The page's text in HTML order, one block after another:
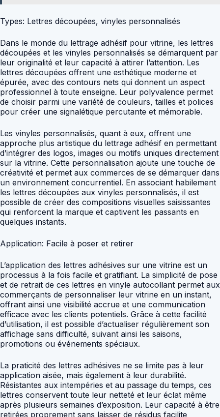
Types: Lettres découpées, vinyles personnalisés
Dans le monde du lettrage adhésif pour vitrine, les lettres
découpées et les vinyles personnalisés se démarquent par
leur originalité et leur capacité à attirer l’attention. Les
lettres découpées offrent une esthétique moderne et
épurée, avec des contours nets qui donnent un aspect
professionnel à toute enseigne. Leur polyvalence permet
de choisir parmi une variété de couleurs, tailles et polices
pour créer une signalétique percutante et mémorable.
Les vinyles personnalisés, quant à eux, offrent une
approche plus artistique du lettrage adhésif en permettant
d’intégrer des logos, images ou motifs uniques directement
sur la vitrine. Cette personnalisation ajoute une touche de
créativité et permet aux commerces de se démarquer dans
un environnement concurrentiel. En associant habilement
les lettres découpées aux vinyles personnalisés, il est
possible de créer des compositions visuelles saisissantes
qui renforcent la marque et captivent les passants en
quelques instants.
Application: Facile à poser et retirer
L’application des lettres adhésives sur une vitrine est un
processus à la fois facile et gratifiant. La simplicité de pose
et de retrait de ces lettres en vinyle autocollant permet aux
commerçants de personnaliser leur vitrine en un instant,
offrant ainsi une visibilité accrue et une communication
efficace avec les clients potentiels. Grâce à cette facilité
d’utilisation, il est possible d’actualiser régulièrement son
affichage sans difficulté, suivant ainsi les saisons,
promotions ou événements spéciaux.
La praticité des lettres adhésives ne se limite pas à leur
application aisée, mais également à leur durabilité.
Résistantes aux intempéries et au passage du temps, ces
lettres conservent toute leur netteté et leur éclat même
après plusieurs semaines d’exposition. Leur capacité à être
retirées proprement sans laisser de résidus facilite